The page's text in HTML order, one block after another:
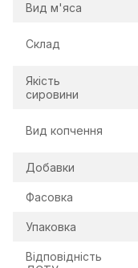
Вид м'яса
Склад
Якість
сировини
Вид копчення
Добавки
Фасовка
Упаковка
Відповідність